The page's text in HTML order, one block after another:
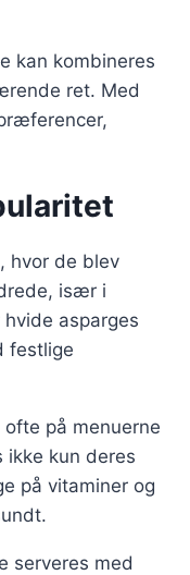
kan kombineres
ret. Med
hvor de blev
især i
asparges
festlige
på menuerne
kun deres
på vitaminer og
serveres med